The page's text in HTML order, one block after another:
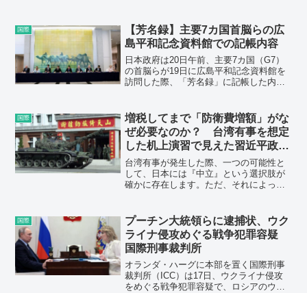
国化」を掲げて信仰への統制を強めてお
り、当局に拘束され、獄中で聖夜を過ご
すキリスト教関係者もいる。
国際
【芳名録】主要7カ国首脳らの広
島平和記念資料館での記帳内容
日本政府は20日午前、主要7カ国（G7）
の首脳らが19日に広島平和記念資料館を
訪問した際、「芳名録」に記帳した内容
国際
増税してまで「防衛費増額」がな
ぜ必要なのか？ 台湾有事を想定
した机上演習で見えた習近平政権
の焦り
台湾有事が発生した際、一つの可能性と
して、日本には『中立』という選択肢が
確かに存在します。ただ、それによって
置は非常に弱くなる危険性があります。
国際
プーチン大統領らに逮捕状、ウク
ライナ侵攻めぐる戦争犯罪容疑
国際刑事裁判所
オランダ・ハーグに本部を置く国際刑事
裁判所（ICC）は17日、ウクライナ侵攻
をめぐる戦争犯罪容疑で、ロシアのウラ